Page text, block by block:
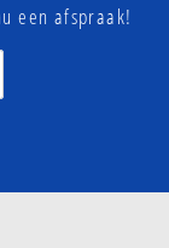
een afspraak!